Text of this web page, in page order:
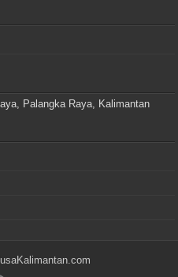
Palangka Raya, Kalimantan